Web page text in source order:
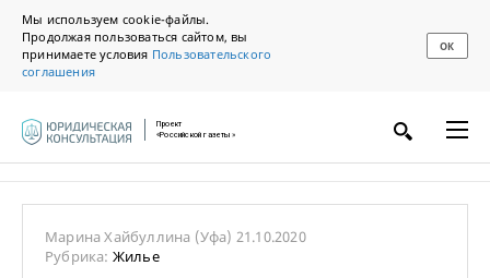
Мы используем cookie-файлы.
Продолжая пользоваться сайтом, вы
принимаете условия Пользовательского
соглашения
ОК
Проект
«Российской газеты»
Марина Хайбуллина (Уфа) 21.10.2020
Рубрика: Жилье